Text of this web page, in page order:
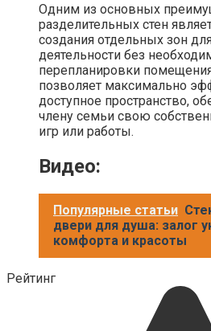
Одним из основных
разделительных стен
создания отдельных зон
деятельности без
перепланировки
позволяет максимально
доступное пространство,
члену семьи свою
игр или работы.
Видео:
Популярные статьи
двери для душа: залог
комфорта и красоты
Рейтинг